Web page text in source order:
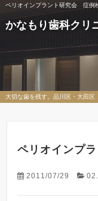
ペリオインプラント研究会 症例
かなもり歯科クリ
大切な歯を残す。品川区・大田
ペリオインプ
2011/07/29